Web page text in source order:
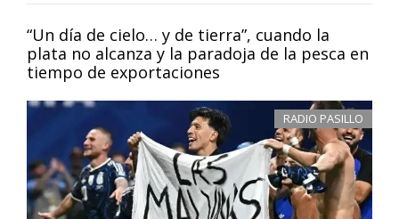
“Un día de cielo… y de tierra”, cuando la
plata no alcanza y la paradoja de la pesca en
tiempo de exportaciones
RADIO PASILLO